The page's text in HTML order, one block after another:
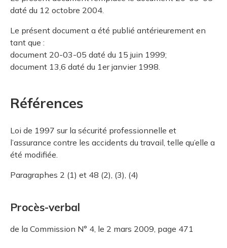
daté du 12 octobre 2004.
Le présent document a été publié antérieurement en
tant que :
document 20-03-05 daté du 15 juin 1999;
document 13,6 daté du 1er janvier 1998.
Références
Loi de 1997 sur la sécurité professionnelle et
l’assurance contre les accidents du travail, telle qu’elle a
été modifiée.
Paragraphes 2 (1) et 48 (2), (3), (4)
Procès-verbal
de la Commission N° 4, le 2 mars 2009, page 471